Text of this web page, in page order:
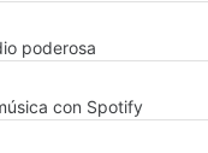
poderosa
con Spotify